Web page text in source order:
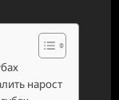
нарост